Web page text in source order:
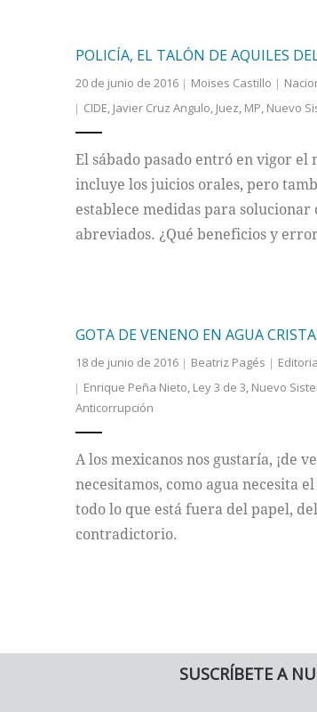
POLICÍA, EL TALÓN DE AQUILES
20 de junio de 2016 Moises Castillo
CIDE, Javier Cruz Angulo, Juez, MP, Nuevo
El sábado pasado entró en vigor el
incluye los juicios orales, pero
establece medidas para
abreviados. ¿Qué beneficios y
GOTA DE VENENO EN AGUA
18 de junio de 2016 Beatriz Pagés
Enrique Peña Nieto, Ley 3 de 3, Nuevo
Anticorrupción
A los mexicanos nos gustaría, ¡de
necesitamos, como agua necesita
todo lo que está fuera del papel,
contradictorio.
SUSCRÍBETE A